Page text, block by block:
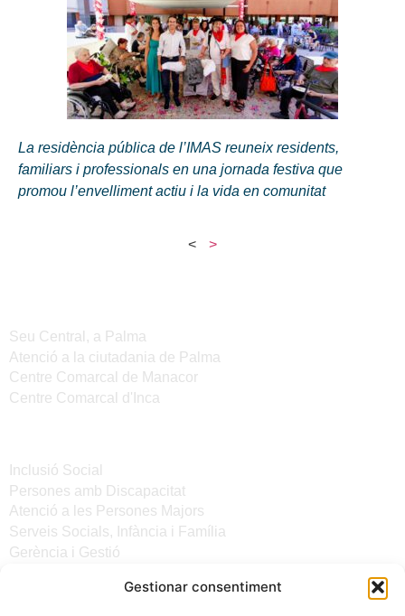
Gestionar consentiment
La residència pública de l’IMAS reuneix residents,
familiars i professionals en una jornada festiva que
promou l’envelliment actiu i la vida en comunitat
< >
Seu Central, a Palma
Atenció a la ciutadania de Palma
Centre Comarcal de Manacor
Centre Comarcal d'Inca
Inclusió Social
Persones amb Discapacitat
Atenció a les Persones Majors
Serveis Socials, Infància i Família
Gerència i Gestió
Altres enllaços